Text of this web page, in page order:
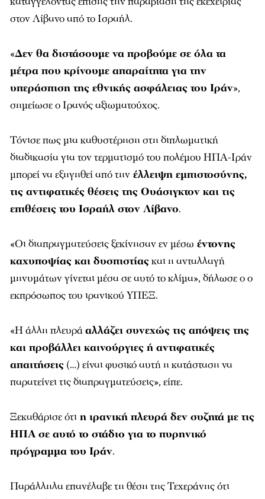
στον Λίβανο από το Ισραήλ.
«Δεν θα διστάσουμε να προβούμε σε όλα τα
μέτρα που κρίνουμε απαραίτητα για την
υπεράσπιση της εθνικής ασφάλειας του Ιράν»,
σημείωσε ο Ιρανός αξιωματούχος.
Τόνισε πως μια καθυστέρηση στη διπλωματική
διαδικασία για τον τερματισμό του πολέμου ΗΠΑ-Ιράν
μπορεί να εξηγηθεί από την έλλειψη εμπιστοσύνης,
τις αντιφατικές θέσεις της Ουάσιγκτον και τις
επιθέσεις του Ισραήλ στον Λίβανο.
«Οι διαπραγματεύσεις ξεκίνησαν εν μέσω έντονης
καχυποψίας και δυσπιστίαςκαι η ανταλλαγή
μηνυμάτων γίνεται μέσα σε αυτό το κλίμα», δήλωσε ο ο
εκπρόσωπος του ιρανικού ΥΠΕΞ.
«Η άλλη πλευράαλλάζει συνεχώς τις απόψεις της
και προβάλλει καινούργιες ή αντιφατικές
απαιτήσεις (…) είναι φυσικό αυτή η κατάσταση να
παρατείνει τις διαπραγματεύσεις», είπε.
Ξεκαθάρισε ότι η ιρανική πλευρά δεν συζητά με τις
ΗΠΑ σε αυτό το στάδιο για το πυρηνικό
πρόγραμμα του Ιράν.
Παράλληλα επανέλαβε τη θέση της Τεχεράνης ότι